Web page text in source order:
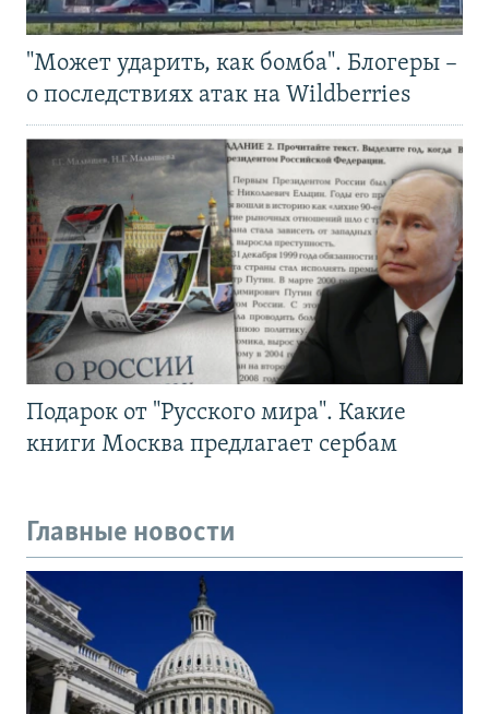
"Может ударить, как бомба". Блогеры –
о последствиях атак на Wildberries
Подарок от "Русского мира". Какие
книги Москва предлагает сербам
Главные новости